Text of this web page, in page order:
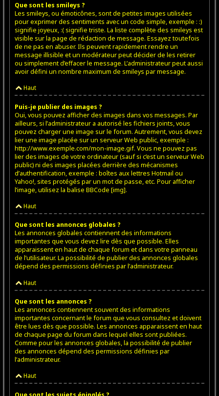
Que sont les smileys ?
Les smileys, ou émoticônes, sont de petites images utilisées
pour exprimer des sentiments avec un code simple, exemple : :)
signifie joyeux, :( signifie triste. La liste complète des smileys est
visible sur la page de rédaction de message. Essayez toutefois
de ne pas en abuser. Ils peuvent rapidement rendre un
message illisible et un modérateur peut décider de les retirer
ou simplement d’effacer le message. L’administrateur peut aussi
avoir défini un nombre maximum de smileys par message.
Haut
Puis-je publier des images ?
Oui, vous pouvez afficher des images dans vos messages. Par
ailleurs, si l’administrateur a autorisé les fichiers joints, vous
pouvez charger une image sur le forum. Autrement, vous devez
lier une image placée sur un serveur Web public, exemple :
http://www.exemple.com/mon-image.gif. Vous ne pouvez pas
lier des images de votre ordinateur (sauf si c’est un serveur Web
public) ni des images placées derrière des mécanismes
d’authentification, exemple : boîtes aux lettres Hotmail ou
Yahoo!, sites protégés par un mot de passe, etc. Pour afficher
l’image, utilisez la balise BBCode [img].
Haut
Que sont les annonces globales ?
Les annonces globales contiennent des informations
importantes que vous devez lire dès que possible. Elles
apparaissent en haut de chaque forum et dans votre panneau
de l’utilisateur. La possibilité de publier des annonces globales
dépend des permissions définies par l’administrateur.
Haut
Que sont les annonces ?
Les annonces contiennent souvent des informations
importantes concernant le forum que vous consultez et doivent
être lues dès que possible. Les annonces apparaissent en haut
de chaque page du forum dans lequel elles sont publiées.
Comme pour les annonces globales, la possibilité de publier
des annonces dépend des permissions définies par
l’administrateur.
Haut